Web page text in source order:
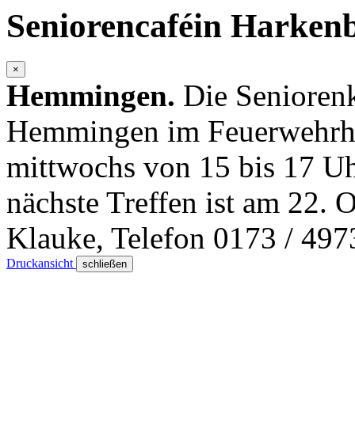
Seniorencaféin
×
Hemmingen. Die
Hemmingen im
mittwochs von 15 bis 17
nächste Treffen ist am 22.
Klauke, Telefon 0173 /
Druckansicht schließen